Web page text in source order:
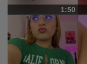
1:50